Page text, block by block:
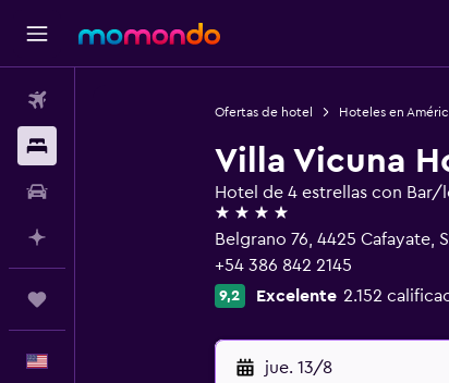
Ofertas de hotel Hoteles en
Villa Vicuna
Hotel de 4 estrellas con Bar/
4 estrellas
Belgrano 76, 4425 Cafayate,
+54 386 842 2145
9,2 Excelente 2.152
jue. 13/8